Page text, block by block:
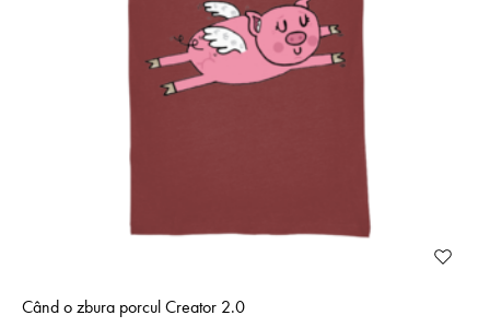
Când o zbura porcul Creator 2.0